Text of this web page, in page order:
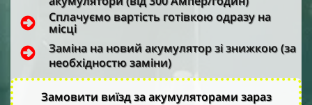
Сплачуємо вартість готівкою одразу на
місці
Заміна на новий акумулятор зі знижкою (за
необхідностю заміни)
Замовити виїзд за акумуляторами зараз